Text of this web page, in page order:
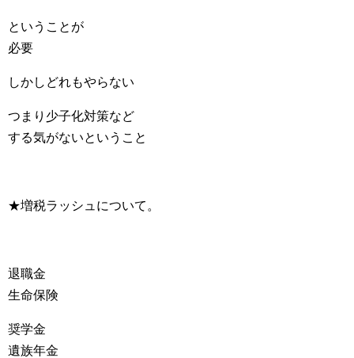
ということが
必要
しかしどれもやらない
つまり少子化対策など
する気がないということ
★増税ラッシュについて。
退職金
生命保険
奨学金
遺族年金